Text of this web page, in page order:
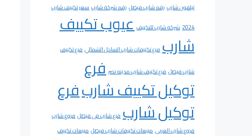
تيلفون شارب رقم شارب فيصل رقم شركة شارب سعر تكييف شارب
2024 شركة شارب للتكييف عيوب تكييف
شارب فرع تكييفات شارب الساحل الشمالي فرع تكييف
شارب فيصل فرع تكييف شارب مدينه نصر فرع
توكيل تكييف شاربفرع
توكيل شارب فرع شارب فى فيصل فروع شارب
فروع شارب العربى مبيعات تكييفات شارب فيصل مبيعات تكييف